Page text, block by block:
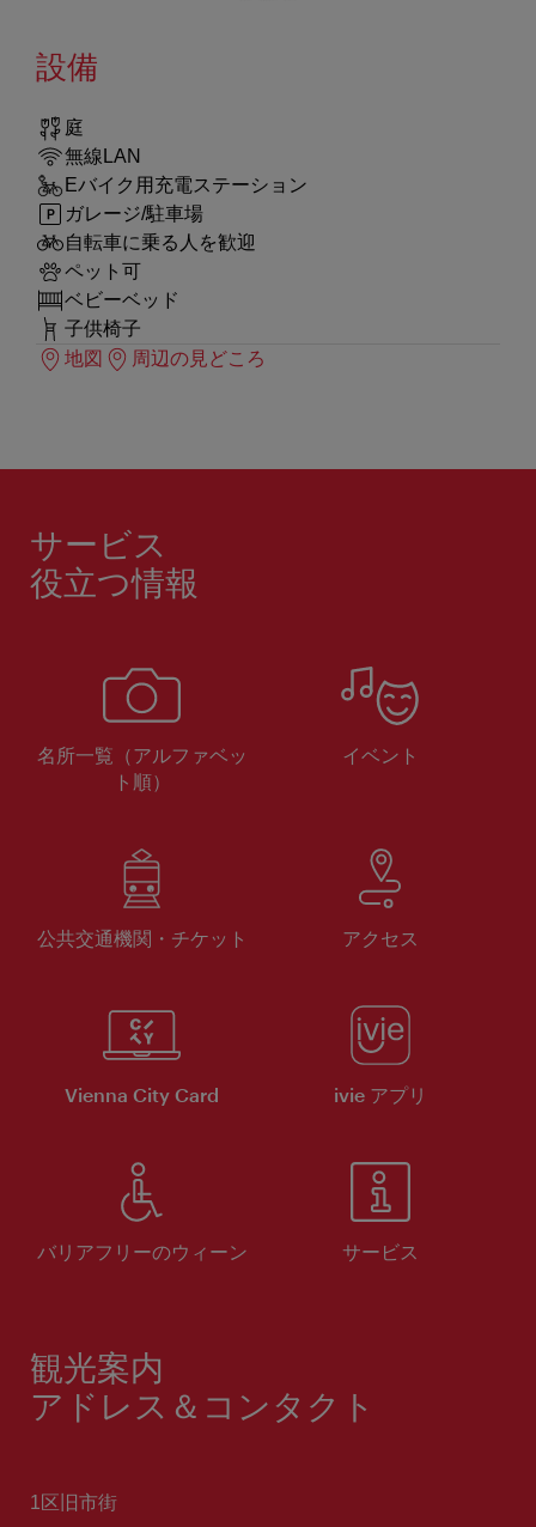
設備
庭
無線LAN
Eバイク用充電ステーション
ガレージ/駐車場
自転車に乗る人を歓迎
ペット可
ベビーベッド
子供椅子
地図
周辺の見どころ
サービス
役立つ情報
名所一覧（アルファベッ
ト順）
イベント
公共交通機関・チケット アクセス
Vienna City Card ivie アプリ
バリアフリーのウィーン サービス
観光案内
アドレス＆コンタクト
1区旧市街